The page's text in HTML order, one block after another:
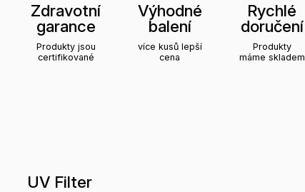
Zdravotní
garance
Produkty jsou
certifikované
Výhodné
balení
více kusů lepší
cena
Rychlé
doručení
Produkty
máme skladem
UV Filter